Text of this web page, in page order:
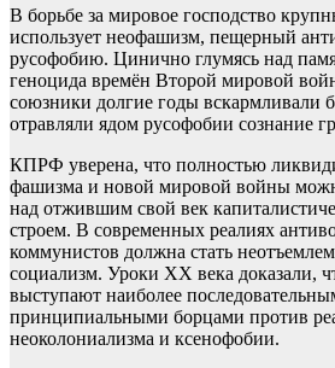
В борьбе за мировое господство
использует неофашизм, пещерный
русофобию. Цинично глумясь над
геноцида времён Второй мировой
союзники долгие годы вскармливали
отравляли ядом русофобии сознание
КПРФ уверена, что полностью
фашизма и новой мировой войны
над отжившим свой век
строем. В современных реалиях
коммунистов должна стать
социализм. Уроки XX века доказали,
выступают наиболее
принципиальными борцами против
неоколониализма и ксенофобии.